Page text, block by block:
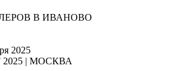
В ИВАНОВО
2025
2025 | МОСКВА